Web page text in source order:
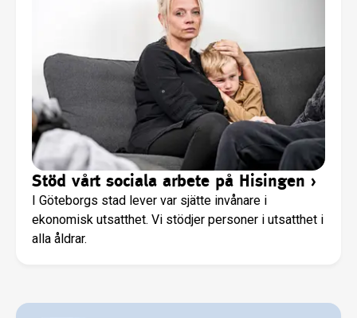
Stöd vårt sociala arbete på Hisingen ›
I Göteborgs stad lever var sjätte invånare i
ekonomisk utsatthet. Vi stödjer personer i utsatthet i
alla åldrar.